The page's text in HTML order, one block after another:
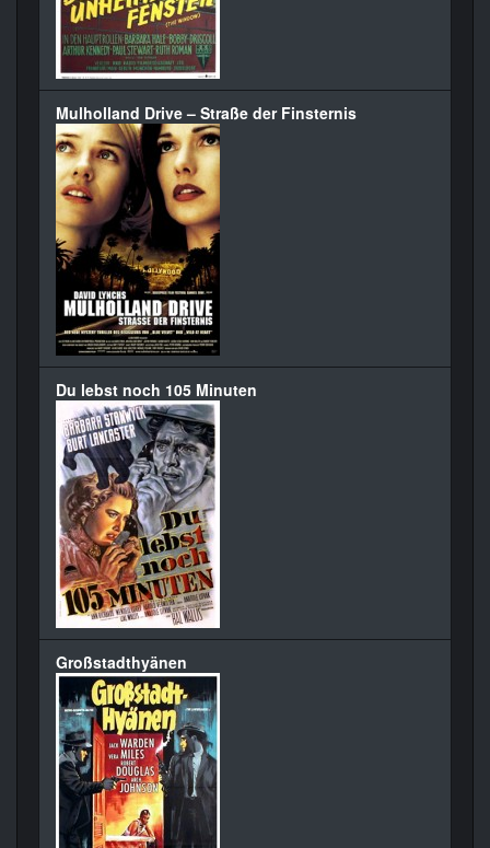
Mulholland Drive – Straße der Finsternis
Du lebst noch 105 Minuten
Großstadthyänen